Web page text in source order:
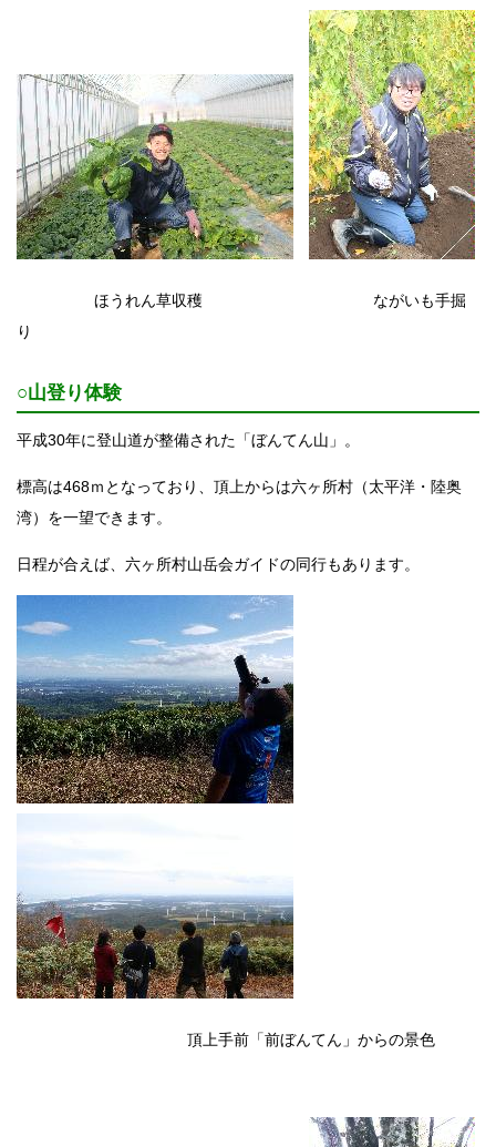
ほうれん草収穫 ながいも手掘
り
○山登り体験
平成30年に登山道が整備された「ぼんてん山」。
標高は468ｍとなっており、頂上からは六ヶ所村（太平洋・陸奥
湾）を一望できます。
日程が合えば、六ヶ所村山岳会ガイドの同行もあります。
頂上手前「前ぼんてん」からの景色